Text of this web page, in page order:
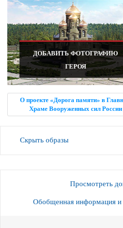
ДОБАВИТЬ ФОТОГРАФИЮ
ГЕРОЯ
О проекте «Дорога памяти» в
Храме Вооруженных сил России
Скрыть образы
Просмотреть
Обобщенная информация и